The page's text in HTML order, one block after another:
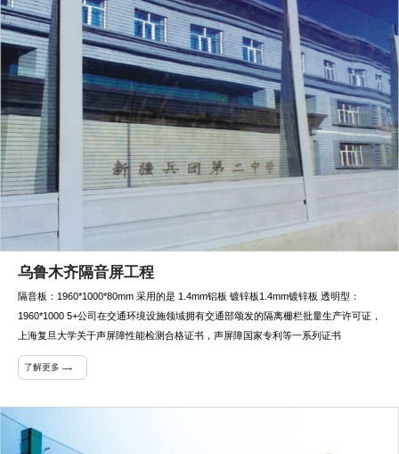
乌鲁木齐隔音屏工程
隔音板：1960*1000*80mm 采用的是 1.4mm铝板 镀锌板1.4mm镀锌板 透明型：
1960*1000 5+公司在交通环境设施领域拥有交通部颂发的隔离栅栏批量生产许可证，
上海复旦大学关于声屏障性能检测合格证书，声屏障国家专利等一系列证书
了解更多